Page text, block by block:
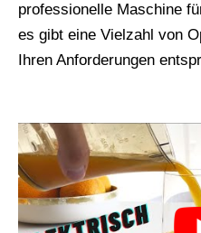
professionelle Maschine
es gibt eine Vielzahl von
Ihren Anforderungen